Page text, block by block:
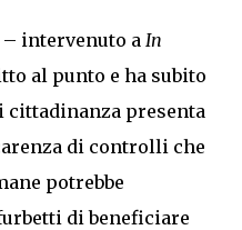
– intervenuto a In
al punto e ha subito
cittadinanza presenta
di controlli che
potrebbe
di beneficiare